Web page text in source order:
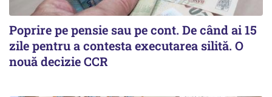
Poprire pe pensie sau pe cont. De când ai 15
zile pentru a contesta executarea silită. O
nouă decizie CCR